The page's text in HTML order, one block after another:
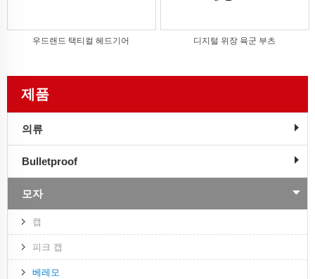
우드랜드 택티컬 헤드기어 디지털 위장 육군 부츠
제품
의류
Bulletproof
모자
캡
피크 캡
베레모